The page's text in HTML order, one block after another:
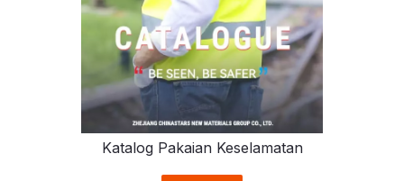
Katalog Pakaian Keselamatan